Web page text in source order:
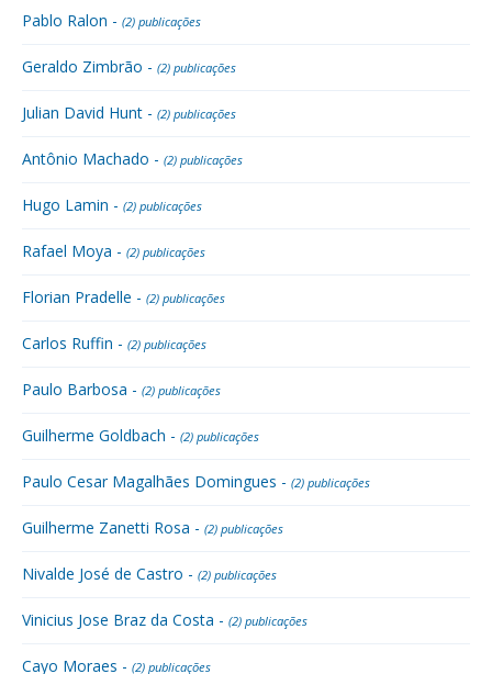
Pablo Ralon - (2) publicações
Geraldo Zimbrão - (2) publicações
Julian David Hunt - (2) publicações
Antônio Machado - (2) publicações
Hugo Lamin - (2) publicações
Rafael Moya - (2) publicações
Florian Pradelle - (2) publicações
Carlos Ruffin - (2) publicações
Paulo Barbosa - (2) publicações
Guilherme Goldbach - (2) publicações
Paulo Cesar Magalhães Domingues - (2) publicações
Guilherme Zanetti Rosa - (2) publicações
Nivalde José de Castro - (2) publicações
Vinicius Jose Braz da Costa - (2) publicações
Cayo Moraes - (2) publicações